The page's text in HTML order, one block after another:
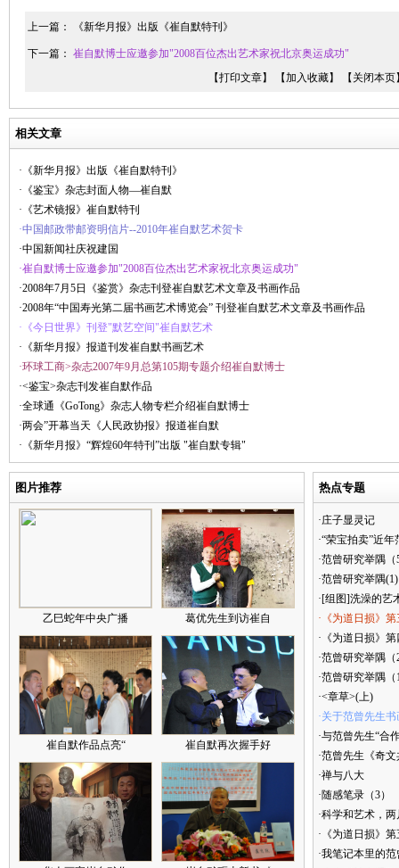
上一篇： 《新华月报》出版《崔自默特刊》
下一篇： 崔自默博士应邀参加"2008百位杰出艺术家祝北京奥运成功"
【打印文章】
【加入收藏】 【关闭本页
相关文章
·《新华月报》出版《崔自默特刊》
·《鉴宝》杂志封面人物—崔自默
·《艺术镜报》崔自默特刊
·中国邮政带邮资明信片--2010年崔自默艺术贺卡
·中国新闻社庆祝建国
·崔自默博士应邀参加"2008百位杰出艺术家祝北京奥运成功"
·2008年7月5日《鉴赏》杂志刊登崔自默艺术文章及书画作品
·2008年“中国寿光第二届书画艺术博览会” 刊登崔自默艺术文章及书画作品
·《今日世界》刊登"默艺空间"崔自默艺术
·《新华月报》报道刊发崔自默书画艺术
·环球工商>杂志2007年9月总第105期专题介绍崔自默博士
·<鉴宝>杂志刊发崔自默作品
·全球通《GoTong》杂志人物专栏介绍崔自默博士
·两会”开幕当天《人民政协报》报道崔自默
·《新华月报》“辉煌60年特刊”出版 "崔自默专辑"
图片推荐
乙巳蛇年中央广播 葛优先生到访崔自
崔自默作品点亮“ 崔自默再次握手好
热点专题
·庄子显灵记
·“荣宝拍卖”近
·范曾研究举隅（
·范曾研究举隅(1)
·[组图]洗澡的艺
·《为道日损》
·《为道日损》
·范曾研究举隅（
·范曾研究举隅（
·<章草>(上)
·关于范曾先生
·与范曾先生“合
·范曾先生《奇
·禅与八大
·随感笔录（3）
·科学和艺术，
·《为道日损》
·我笔记本里的